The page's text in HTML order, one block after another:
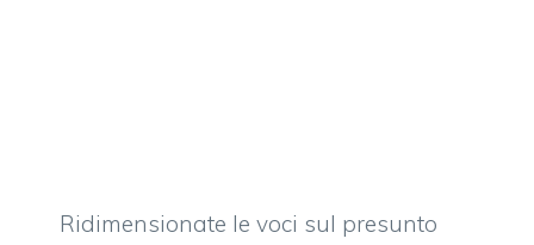
Ridimensionate le voci sul presunto